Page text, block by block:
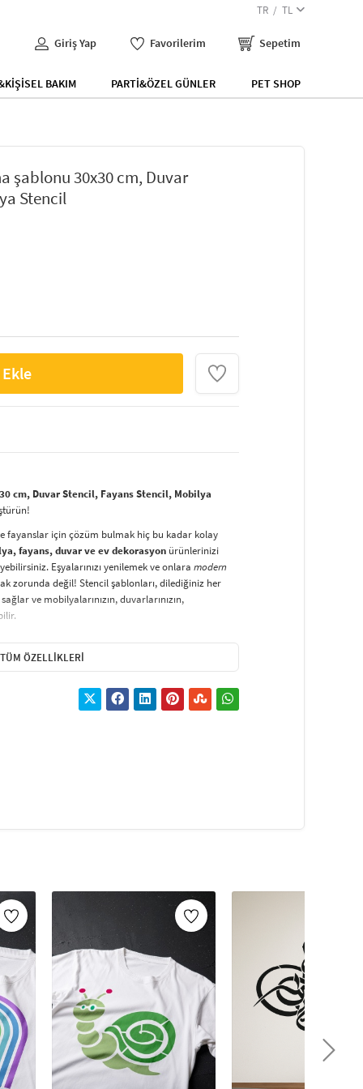
TR TL
Giriş Yap Favorilerim Sepetim
BAKIM PARTİ&ÖZEL GÜNLER PET SHOP
şablonu 30x30 cm, Duvar
Stencil
cm, Duvar Stencil, Fayans Stencil, Mobilya
fayanslar için çözüm bulmak hiç bu kadar kolay
fayans, duvar ve ev dekorasyon ürünlerinizi
Eşyalarınızı yenilemek ve onlara modern
zorunda değil! Stencil şablonları, dilediğiniz her
sağlar ve mobilyalarınızın, duvarlarınızın,
Evinizi, kişisel zevkinizle özelleştirebilir
El işi ve ev dekorasyonusevenler için stencil,
kullanılabilir. Özel hammaddeden üretilen
ÖZELLIKLERI